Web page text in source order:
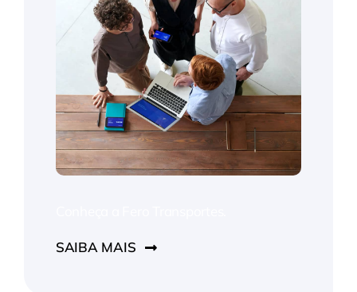
SAIBA MAIS